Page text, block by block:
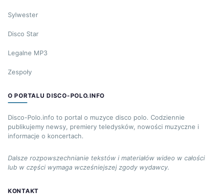
Sylwester
Disco Star
Legalne MP3
Zespoły
O PORTALU DISCO-POLO.INFO
Disco-Polo.info to portal o muzyce disco polo. Codziennie
publikujemy newsy, premiery teledysków, nowości muzyczne i
informacje o koncertach.
Dalsze rozpowszechnianie tekstów i materiałów wideo w całości
lub w części wymaga wcześniejszej zgody wydawcy.
KONTAKT